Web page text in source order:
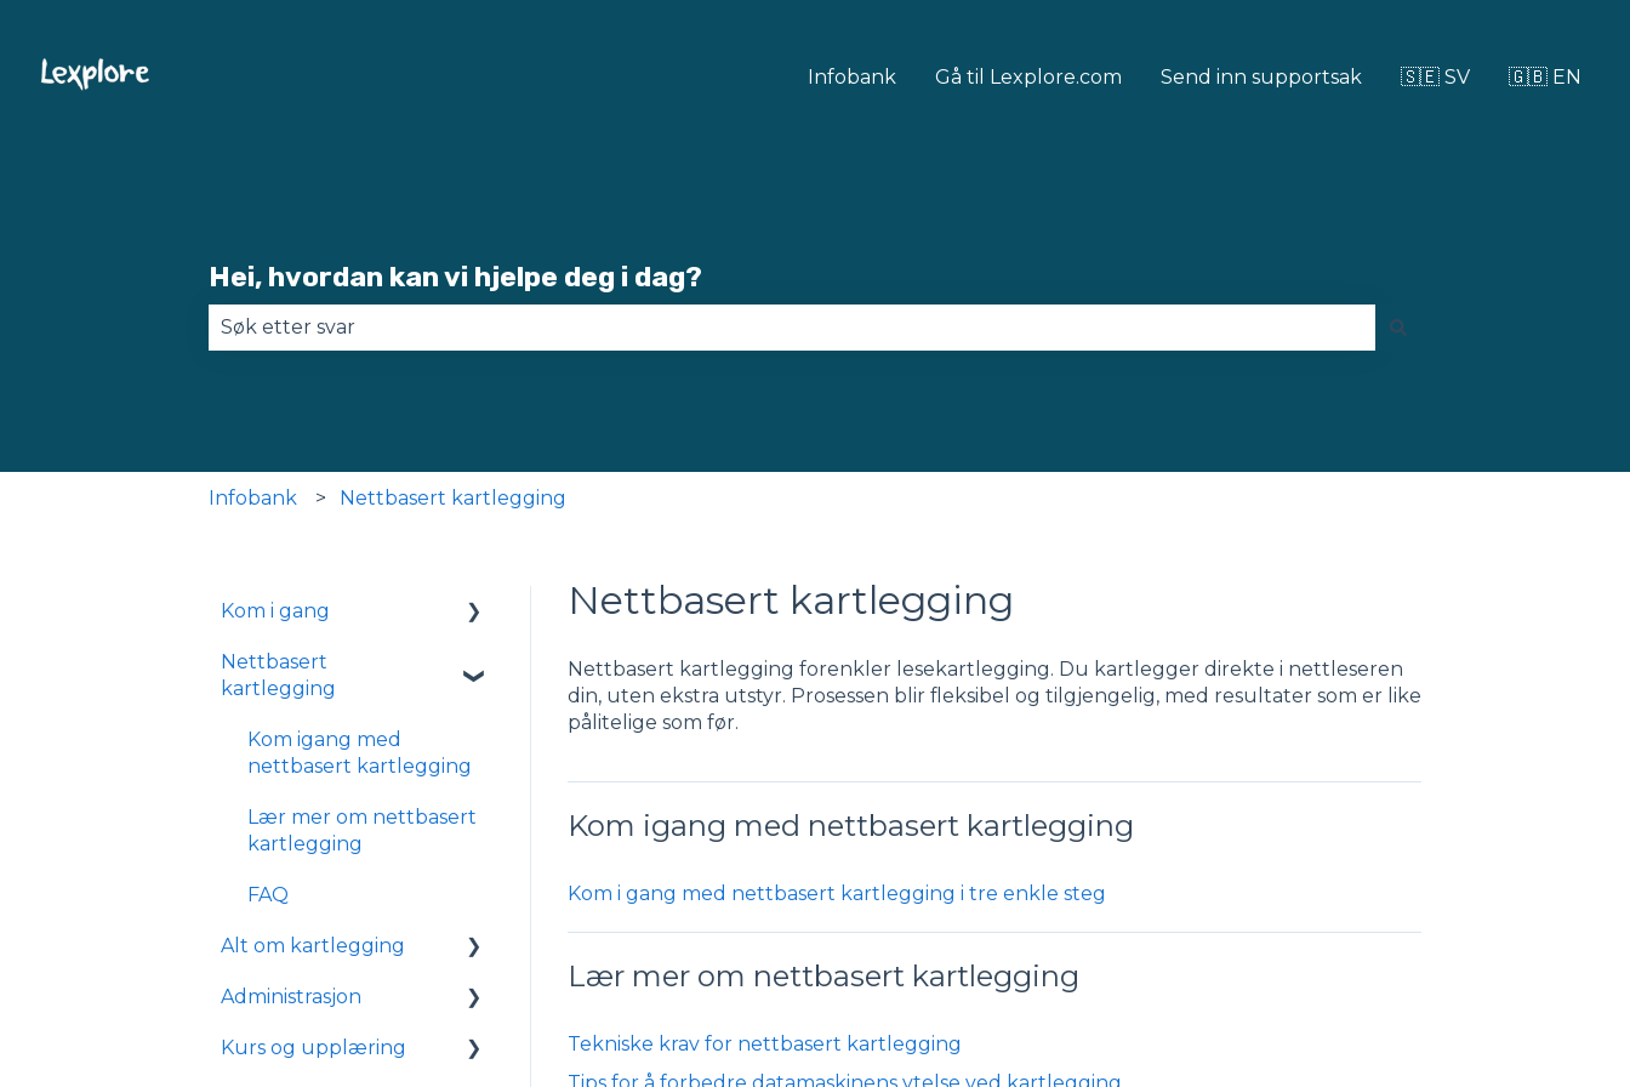
Infobank Gå til Lexplore.com Send inn supportsak 🇸🇪 SV 🇬🇧 EN
Hei, hvordan kan vi hjelpe deg i dag?
Infobank Nettbasert kartlegging
Nettbasert kartlegging
Nettbasert kartlegging forenkler lesekartlegging. Du kartlegger direkte i nettleseren
din, uten ekstra utstyr. Prosessen blir fleksibel og tilgjengelig, med resultater som er like
pålitelige som før.
Kom igang med nettbasert kartlegging
Kom i gang med nettbasert kartlegging i tre enkle steg
Lær mer om nettbasert kartlegging
Tekniske krav for nettbasert kartlegging
Kom i gang
Logge inn
øyesporer
øyesporer
Nettbasert
kartlegging
Kom igang med
nettbasert kartlegging
Lær mer om nettbasert
kartlegging
FAQ
Alt om kartlegging
Generelt
Forberedelser til
Administrasjon
Administrere elever
Kurs og upplæring